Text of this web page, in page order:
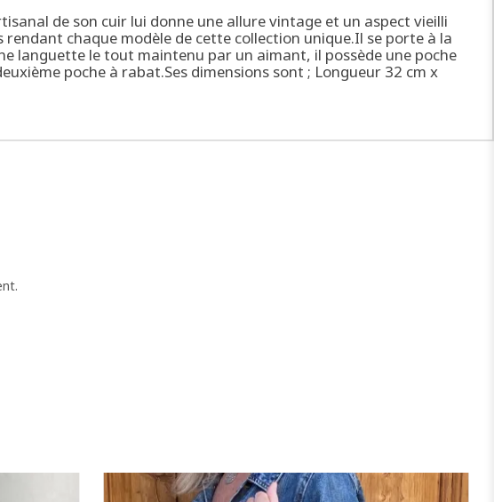
de son cuir lui donne une allure vintage et un aspect vieilli
chaque modèle de cette collection unique.Il se porte à la
languette le tout maintenu par un aimant, il possède une poche
poche à rabat.Ses dimensions sont ; Longueur 32 cm x